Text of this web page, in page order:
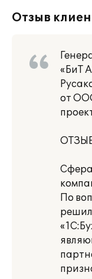
Отзыв
«БиТ
от
По